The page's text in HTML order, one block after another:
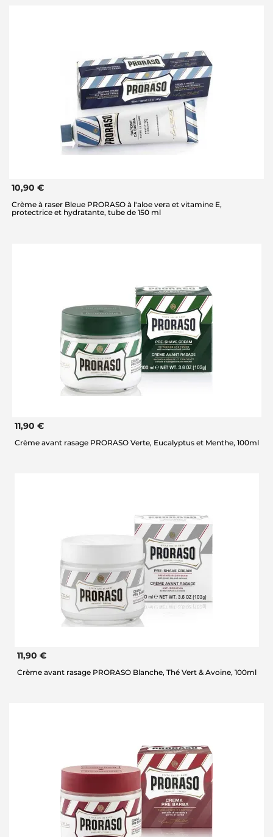
10,90 €
Crème à raser Bleue PRORASO à l'aloe vera et vitamine E,
protectrice et hydratante, tube de 150 ml
11,90 €
Crème avant rasage PRORASO Verte, Eucalyptus et Menthe, 100ml
11,90 €
Crème avant rasage PRORASO Blanche, Thé Vert & Avoine, 100ml